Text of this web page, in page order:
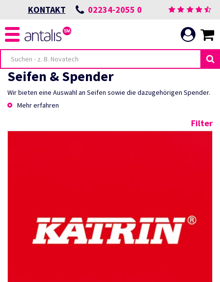
KONTAKT 02234-2055 0
Seifen & Spender
Wir bieten eine Auswahl an Seifen sowie die dazugehörigen Spender.
Mehr erfahren
Filter